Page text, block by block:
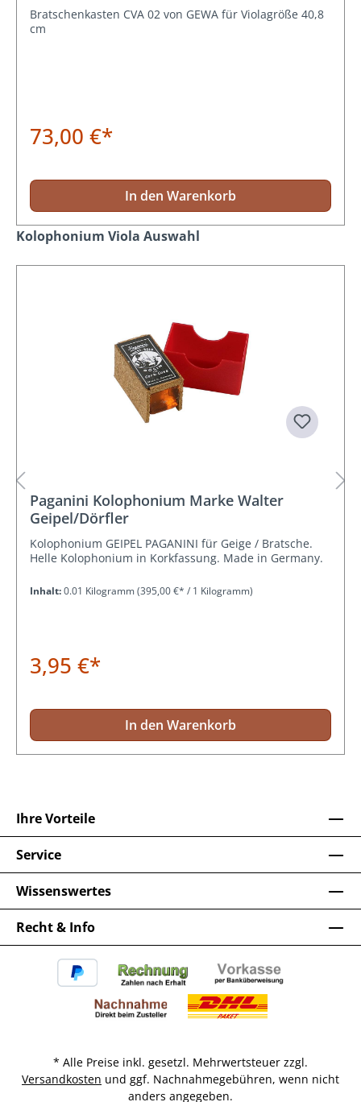
Bratschenkasten CVA 02 von GEWA für Violagröße 40,8
cm
73,00 €*
In den Warenkorb
Produktgalerie überspringen
Kolophonium Viola Auswahl
Paganini Kolophonium Marke Walter
Geipel/Dörfler
Kolophonium GEIPEL PAGANINI für Geige / Bratsche.
Helle Kolophonium in Korkfassung. Made in Germany.
Inhalt:0.01 Kilogramm(395,00 €* / 1 Kilogramm)
3,95 €*
In den Warenkorb
Recht & Info
Ihre Vorteile
Service
Wissenswertes
* Alle Preise inkl. gesetzl. Mehrwertsteuer zzgl.
Versandkosten und ggf. Nachnahmegebühren, wenn nicht
anders angegeben.